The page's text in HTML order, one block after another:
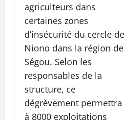
agriculteurs dans
certaines zones
d’insécurité du cercle de
Niono dans la région de
Ségou. Selon les
responsables de la
structure, ce
dégrèvement permettra
à 8000 exploitations